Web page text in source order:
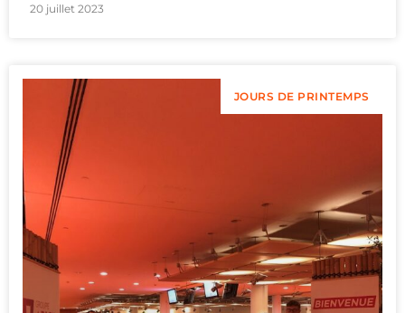
20 juillet 2023
JOURS DE PRINTEMPS